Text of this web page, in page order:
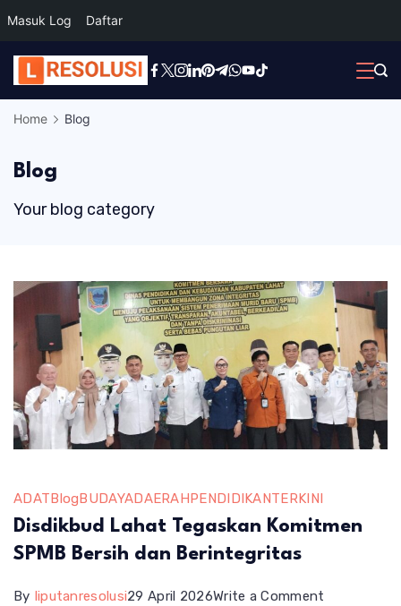
Masuk Log Daftar
Skip
to
content
Home Blog
Blog
Your blog category
ADATBlogBUDAYADAERAHPENDIDIKANTERKINI
Disdikbud Lahat Tegaskan Komitmen
SPMB Bersih dan Berintegritas
By liputanresolusi29 April 2026Write a Comment